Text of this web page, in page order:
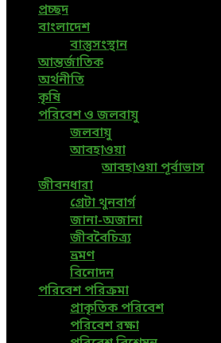
প্রচ্ছদ
বাংলাদেশ
বাস্তুসংস্থান
আন্তর্জাতিক
অর্থনীতি
কৃষি
পরিবেশ ও জলবায়ু
জলবায়ু
আবহাওয়া
আবহাওয়া পূর্বাভাস
জীবনধারা
গ্রেটা থুনবার্গ
জানা-অজানা
জীববৈচিত্র্য
ভ্রমণ
বিনোদন
পরিবেশ পরিক্রমা
প্রাকৃতিক পরিবেশ
পরিবেশ রক্ষা